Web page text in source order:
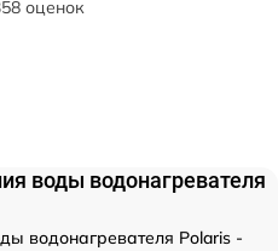
оценок
воды водонагревателя
водонагревателя Polaris -